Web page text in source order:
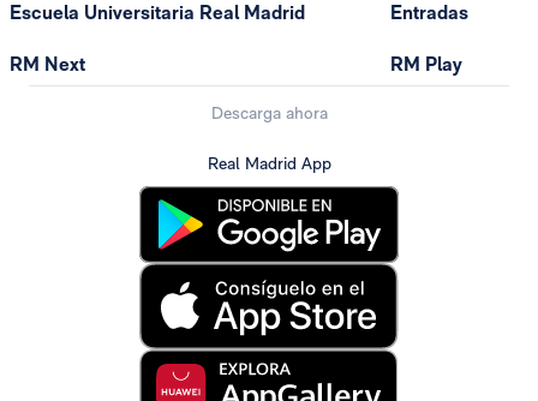
Escuela Universitaria Real Madrid
RM Next
Entradas
RM Play
Descarga ahora
Real Madrid App